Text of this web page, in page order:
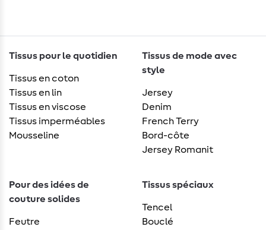
Tissus pour le quotidien
Tissus en coton
Tissus en lin
Tissus en viscose
Tissus imperméables
Mousseline
Tissus de mode avec
style
Jersey
Denim
French Terry
Bord-côte
Jersey Romanit
Pour des idées de
couture solides
Feutre
Tissus spéciaux
Tencel
Bouclé